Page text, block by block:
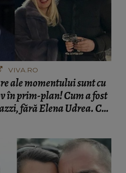
VIVA.RO
ale momentului sunt cu
în prim-plan! Cum a fost
fără Elena Udrea. Cu